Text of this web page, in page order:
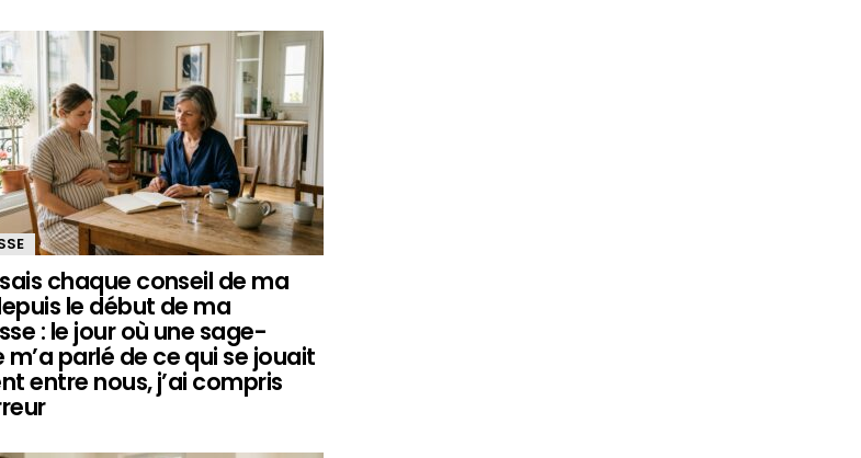
chaque conseil de ma
le début de ma
: le jour où une sage-
parlé de ce qui se jouait
entre nous, j’ai compris